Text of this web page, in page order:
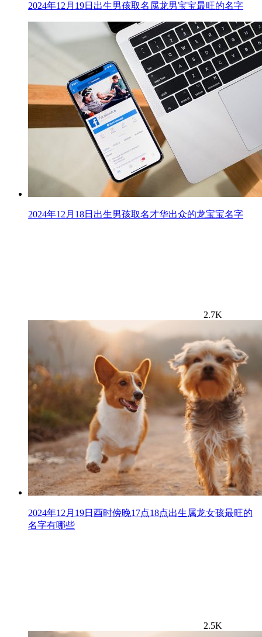
2024年12月19日出生男孩取名属龙男宝宝最旺的名字
2024年12月18日出生男孩取名才华出众的龙宝宝名字
2.7K
2024年12月19日酉时傍晚17点18点出生属龙女孩最旺的
名字有哪些
2.5K